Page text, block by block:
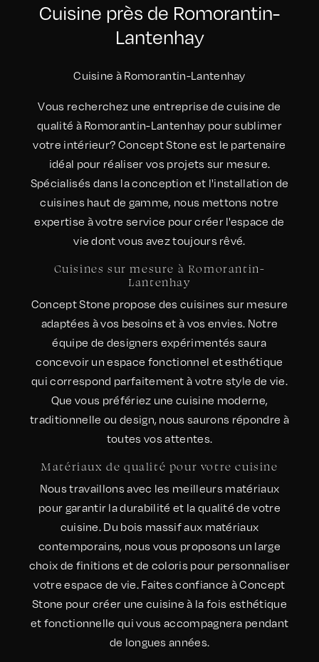
Cuisine près de Romorantin-
Lantenhay
Cuisine à Romorantin-Lantenhay
Vous recherchez une entreprise de cuisine de
qualité à Romorantin-Lantenhay pour sublimer
votre intérieur? Concept Stone est le partenaire
idéal pour réaliser vos projets sur mesure.
Spécialisés dans la conception et l'installation de
cuisines haut de gamme, nous mettons notre
expertise à votre service pour créer l'espace de
vie dont vous avez toujours rêvé.
Cuisines sur mesure à Romorantin-
Lantenhay
Concept Stone propose des cuisines sur mesure
adaptées à vos besoins et à vos envies. Notre
équipe de designers expérimentés saura
concevoir un espace fonctionnel et esthétique
qui correspond parfaitement à votre style de vie.
Que vous préfériez une cuisine moderne,
traditionnelle ou design, nous saurons répondre à
toutes vos attentes.
Matériaux de qualité pour votre cuisine
Nous travaillons avec les meilleurs matériaux
pour garantir la durabilité et la qualité de votre
cuisine. Du bois massif aux matériaux
contemporains, nous vous proposons un large
choix de finitions et de coloris pour personnaliser
votre espace de vie. Faites confiance à Concept
Stone pour créer une cuisine à la fois esthétique
et fonctionnelle qui vous accompagnera pendant
de longues années.